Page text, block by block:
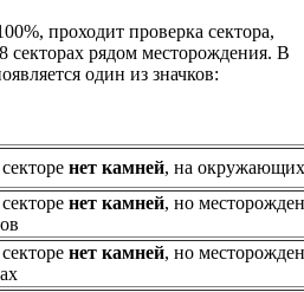
проходит проверка сектора,
секторах рядом месторождения. В
один из значков:
нет камней, на окружающих
нет камней, но
нет камней, но